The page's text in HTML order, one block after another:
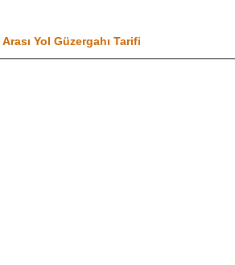
Yol Güzergahı Tarifi